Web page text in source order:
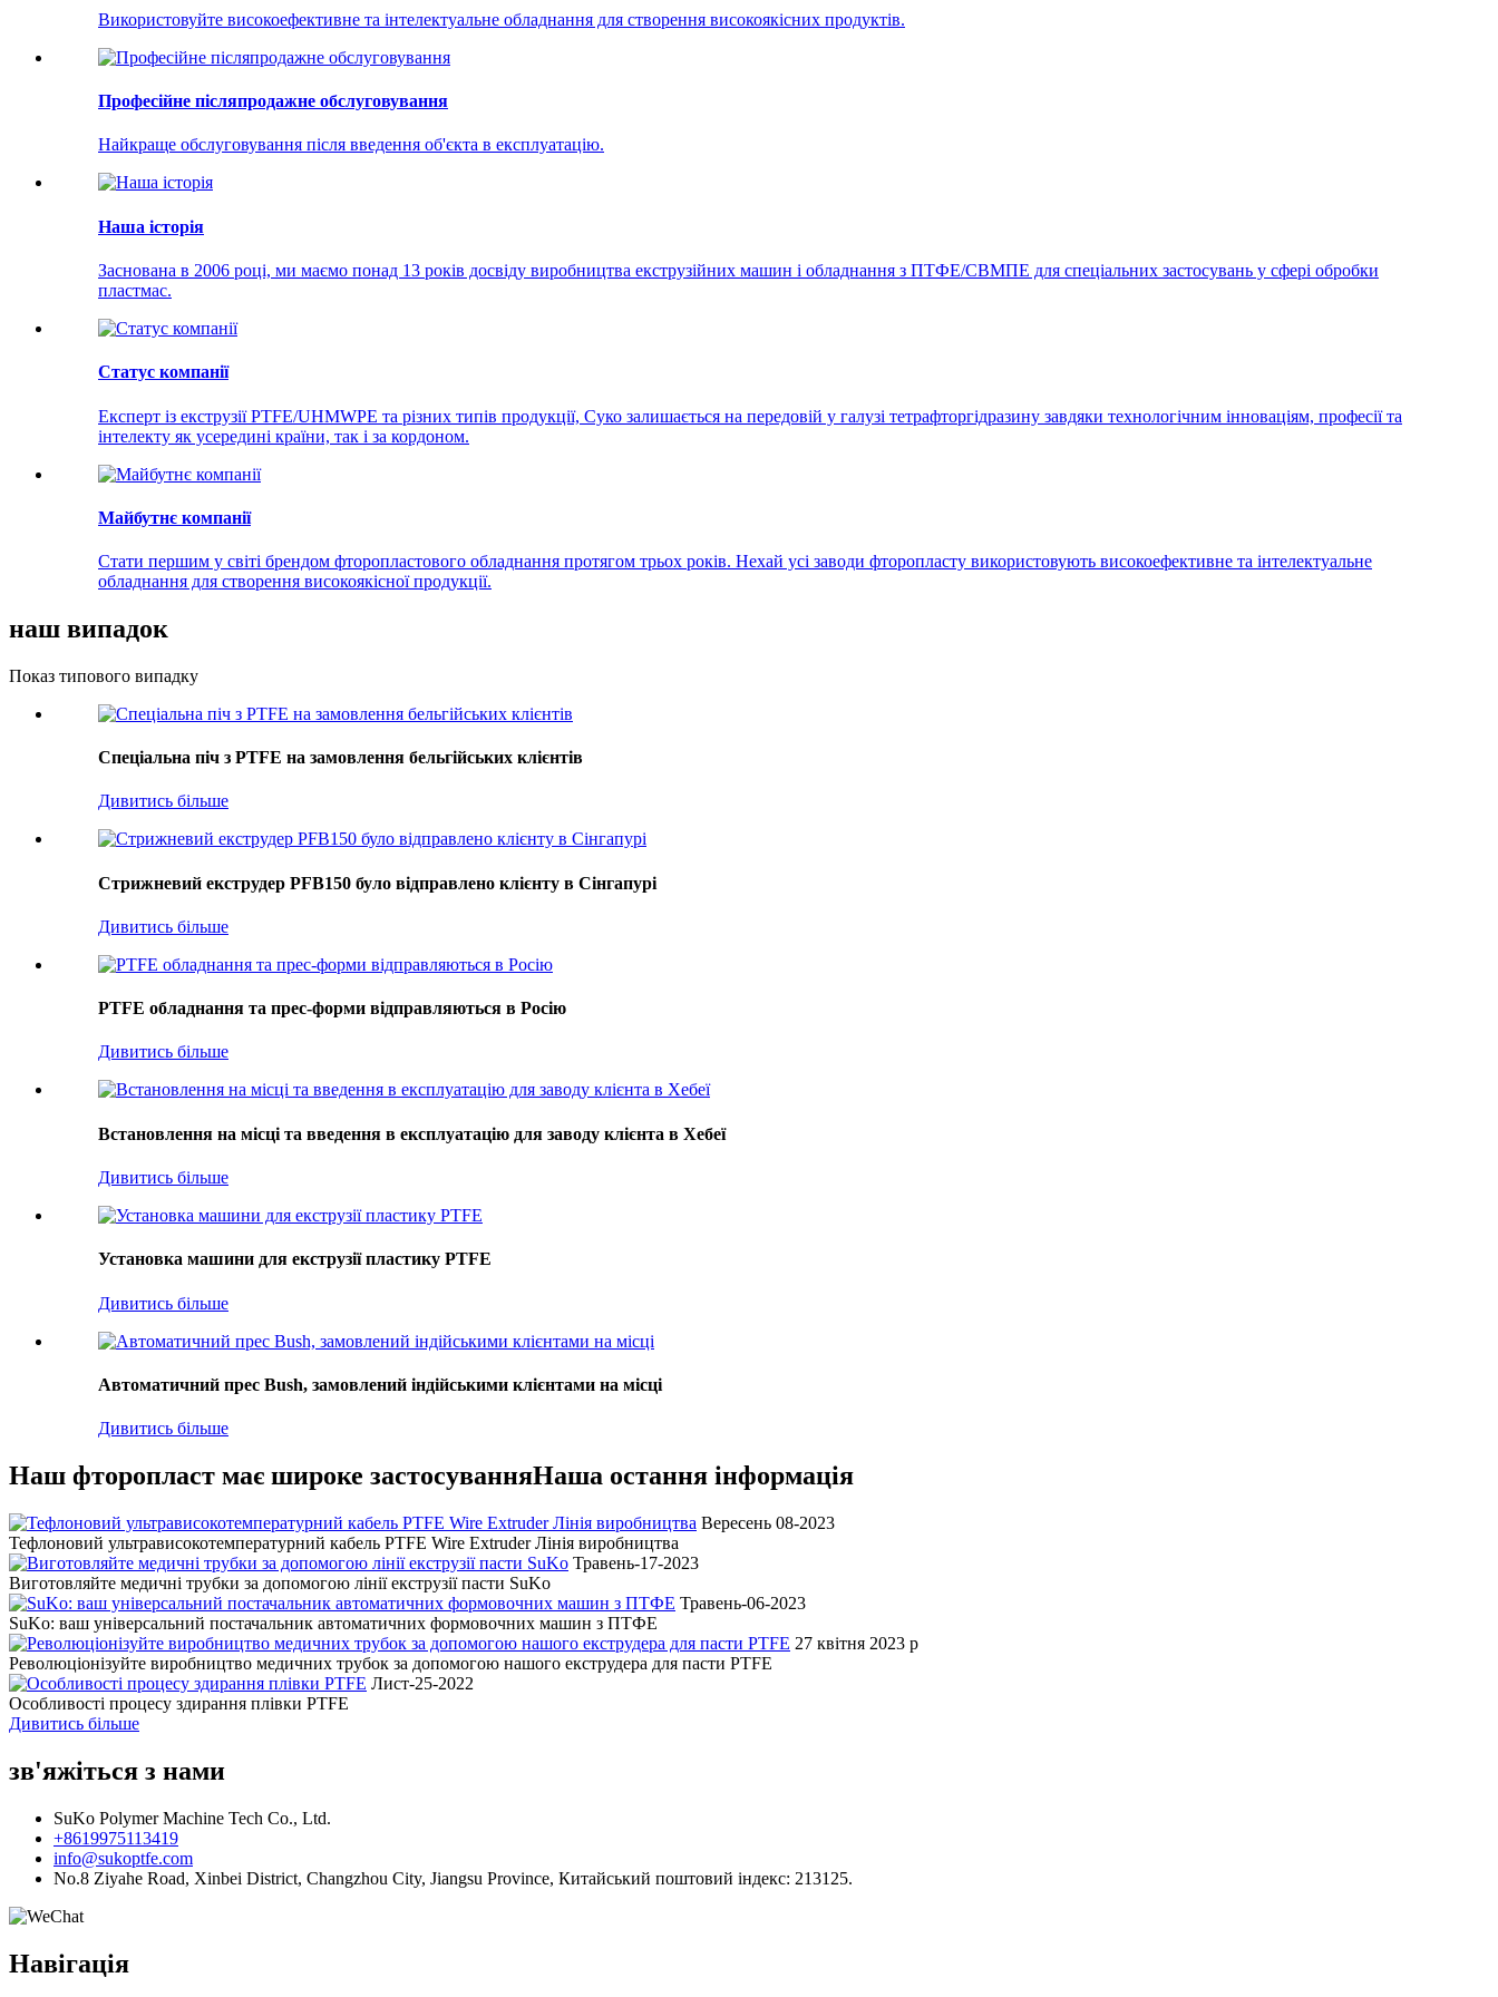
Використовуйте високоефективне та інтелектуальне обладнання для створення високоякісних продуктів.
Професійне післяпродажне обслуговування
Найкраще обслуговування після введення об'єкта в експлуатацію.
Наша історія
Заснована в 2006 році, ми маємо понад 13 років досвіду виробництва екструзійних машин і обладнання з ПТФЕ/СВМПЕ для спеціальних застосувань у сфері обробки
пластмас.
Статус компанії
Експерт із екструзії PTFE/UHMWPE та різних типів продукції, Суко залишається на передовій у галузі тетрафторгідразину завдяки технологічним інноваціям, професії та
інтелекту як усередині країни, так і за кордоном.
Майбутнє компанії
Стати першим у світі брендом фторопластового обладнання протягом трьох років. Нехай усі заводи фторопласту використовують високоефективне та інтелектуальне
обладнання для створення високоякісної продукції.
наш випадок
Показ типового випадку
Спеціальна піч з PTFE на замовлення бельгійських клієнтів
Дивитись більше
Стрижневий екструдер PFB150 було відправлено клієнту в Сінгапурі
Дивитись більше
PTFE обладнання та прес-форми відправляються в Росію
Дивитись більше
Встановлення на місці та введення в експлуатацію для заводу клієнта в Хебеї
Дивитись більше
Установка машини для екструзії пластику PTFE
Дивитись більше
Автоматичний прес Bush, замовлений індійськими клієнтами на місці
Дивитись більше
Наш фторопласт має широке застосуванняНаша остання інформація
Вересень 08-2023
Тефлоновий ультрависокотемпературний кабель PTFE Wire Extruder Лінія виробництва
Травень-17-2023
Виготовляйте медичні трубки за допомогою лінії екструзії пасти SuKo
Травень-06-2023
SuKo: ваш універсальний постачальник автоматичних формовочних машин з ПТФЕ
27 квітня 2023 р
Революціонізуйте виробництво медичних трубок за допомогою нашого екструдера для пасти PTFE
Лист-25-2022
Особливості процесу здирання плівки PTFE
Дивитись більше
зв'яжіться з нами
SuKo Polymer Machine Tech Co., Ltd.
+8619975113419
info@sukoptfe.com
No.8 Ziyahe Road, Xinbei District, Changzhou City, Jiangsu Province, Китайський поштовий індекс: 213125.
Навігація